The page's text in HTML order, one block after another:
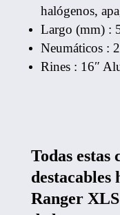
halógenos,
Largo (mm) :
Neumáticos :
Rines : 16″
Todas estas
destacables
Ranger